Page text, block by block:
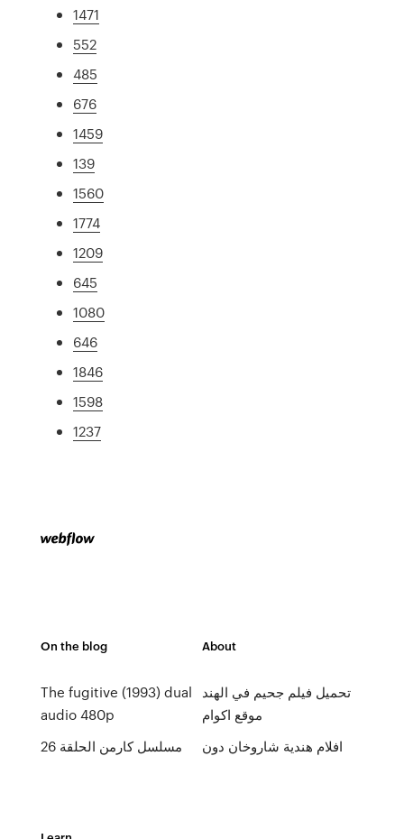
1471
552
485
676
1459
139
1560
1774
1209
645
1080
646
1846
1598
1237
On the blog
The fugitive (1993) dual
audio 480p
مسلسل كارمن الحلقة 26
About
تحميل فيلم جحيم في الهند
موقع اكوام
افلام هندية شاروخان دون